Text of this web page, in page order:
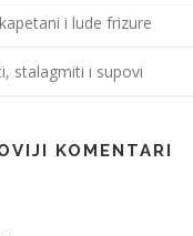
i lude frizure
stalagmiti i supovi
KOMENTARI